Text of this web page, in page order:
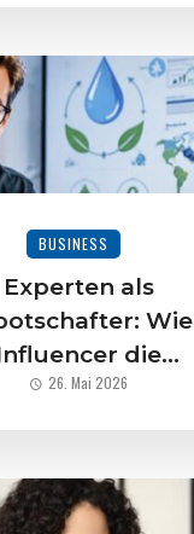
BUSINESS
Experten als
die
26. Mai 2026